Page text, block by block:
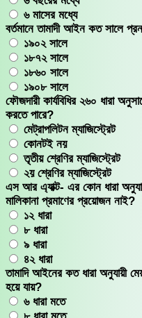
৬ মাসের মধ্যে
বর্তমানে তামাদী আইন কত সালে
১৯০২ সালে
১৮৭২ সালে
১৮৬০ সালে
১৯০৮ সালে
ফৌজদারী কার্যবিধির ২৬০ ধারা
করতে পারে?
মেট্রাপলিটন ম্যাজিস্ট্রেট
কোনটই নয়
তৃতীয় শ্রেণির ম্যাজিস্ট্রেট
২য় শ্রেণির ম্যাজিস্ট্রেট
এস আর এ্যাক্ট- এর কোন ধারা
মালিকানা প্রমাণের প্রয়োজন নাই?
১২ ধারা
৮ ধারা
৯ ধারা
৪২ ধারা
তামাদি আইনের কত ধারা অনুযায়ী
হয়ে যায়?
৬ ধারা মতে